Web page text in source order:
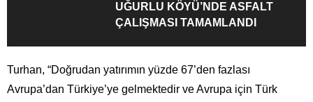
UĞURLU KÖYÜ’NDE ASFALT
ÇALIŞMASI TAMAMLANDI
Turhan, “Doğrudan yatırımın yüzde 67’den fazlası
Avrupa’dan Türkiye’ye gelmektedir ve Avrupa için Türk